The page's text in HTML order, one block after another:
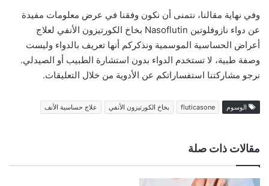
وفي نهاية مقالنا، نتمنى أن نكون وفقنا في عرض معلومات مفيدة
عن دواء نازوفلوتين ‌Nasoflutin بخاخ الكورتيزون الأنفي لعلاج
أعراض الحساسية الموسمية ونذكركم أنها تعريف بالدواء وليست
وصفة طبية، لا تستخدم الدواء بدون استشارة الطبيب أو الصيدلي.
نرجو مشاركتنا استفساراتكم عن الأدوية من خلال التعليقات.
الوسوم fluticasone بخاخ الكورتيزون الأنفي علاج حساسية الأنف
مقالات ذات صلة